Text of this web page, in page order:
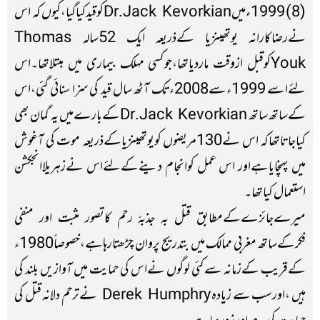
(8) 1999ءمیںDr.Jack Kevorkianکوقیدکیاگیا،کیوں کہ اس
نےرضاکارانہ یوتھینزیا کےذریعہ ایک 52سالہ Thomas
Youkکوقبل ازوقت ماردیاتھا،جوکسی مہلک بیماری میں مبتلاتھا۔اس
لئےاسے 1999ءسے2008ءتک آٹھ سال قید کی سزا سنائی گئی،اس
کےساتھ ساتھ Dr.Jack Kevorkianکےبارےمیں یہ گمان بھی
کیاجاتاتھاکہ اس نے130مریضوں کویوتھینزیاکےذریعہ موت کی آغوش
میں پہنچایاہےاور اس عمل کوانجام دینےکےلئےاس نےزہریلاانجکشن
استعمال کیاتھا۔
میرےجائزےکےمطابق قتل بہ جذبۂ رحم کاتصور مثبت اور منفی
فکرکےساتھ مغربی ممالک میں بتدریج پروان چڑھتارہاہے،خصوصاً1980ء
کےقریب کےزمانہ سےکئی لوگوں نےاس کی حمایت میں آوازیں بلند کی
ہیں ،اورسب سے زیادہ Derek Humphry نےترحم دلانہ قتل کی